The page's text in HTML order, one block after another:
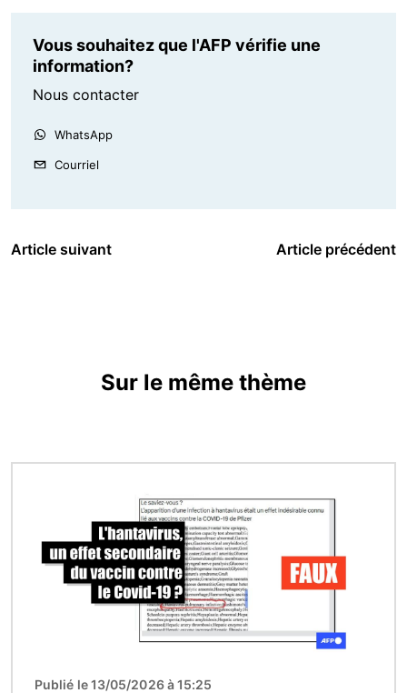
Vous souhaitez que l'AFP vérifie une
information?
Nous contacter
WhatsApp
Courriel
Article suivant Article précédent
Sur le même thème
Publié le 13/05/2026 à 15:25